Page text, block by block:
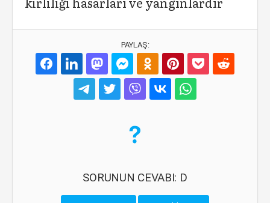
PAYLAŞ:
SORUNUN CEVABI: D